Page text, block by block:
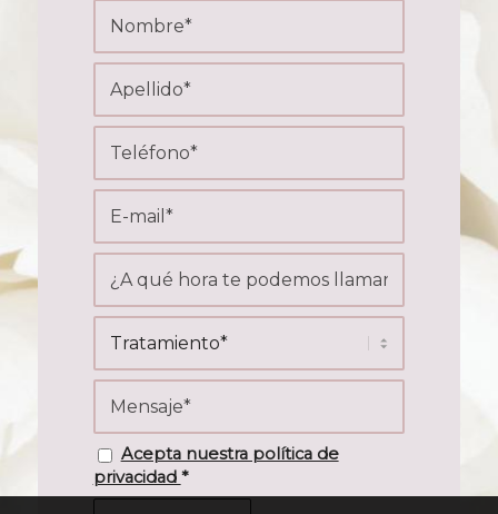
Acepta nuestra política de
privacidad *